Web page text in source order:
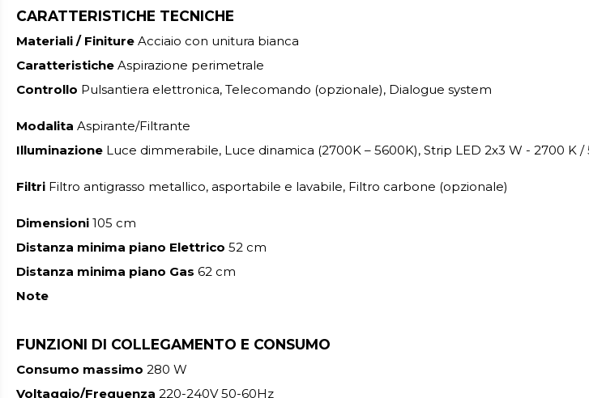
CARATTERISTICHE TECNICHE
Materiali / Finiture Acciaio con unitura bianca
Caratteristiche Aspirazione perimetrale
Controllo Pulsantiera elettronica, Telecomando (opzionale), Dialogue system
Modalita Aspirante/Filtrante
Illuminazione Luce dimmerabile, Luce dinamica (2700K – 5600K), Strip LED 2x3 W - 2700 K /
Filtri Filtro antigrasso metallico, asportabile e lavabile, Filtro carbone (opzionale)
Dimensioni 105 cm
Distanza minima piano Elettrico 52 cm
Distanza minima piano Gas 62 cm
Note
FUNZIONI DI COLLEGAMENTO E CONSUMO
Consumo massimo 280 W
Voltaggio/Frequenza 220-240V 50-60Hz